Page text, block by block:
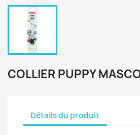
COLLIER PUPPY
Détails du produit